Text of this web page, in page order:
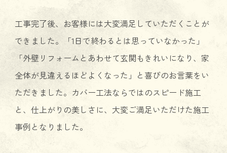
工事完了後、お客様には大変満足していただくことが
できました。「1日で終わるとは思っていなかった」
「外壁リフォームとあわせて玄関もきれいになり、家
全体が見違えるほどよくなった」と喜びのお言葉をい
ただきました。カバー工法ならではのスピード施工
と、仕上がりの美しさに、大変ご満足いただけた施工
事例となりました。